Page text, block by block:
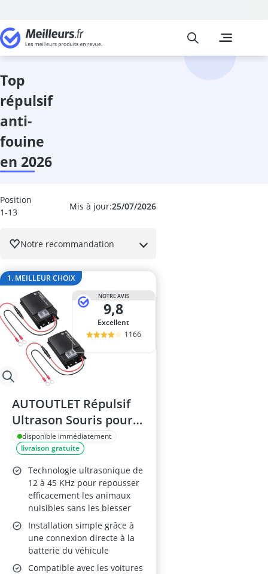
Jardin
abri de jardin
Meilleurs
top
répulsif
anti-
fouine
en 2026
Mis à jour:25/07/2026
Position
1-13
Notre recommandation
1. MEILLEUR CHOIX
NOTRE AVIS
9,8
Excellent
1166
AUTOUTLET Répulsif
Ultrason Souris pour
Voiture DC 12V
disponible immédiatement
livraison gratuite
Technologie ultrasonique de
12 à 45 KHz pour repousser
efficacement les animaux
nuisibles sans les blesser
Installation simple grâce à
une connexion directe à la
batterie du véhicule
Compatible avec les voitures